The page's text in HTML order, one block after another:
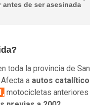
antes de ser asesinada
toda la provincia de
a autos
, motocicletas anteriores